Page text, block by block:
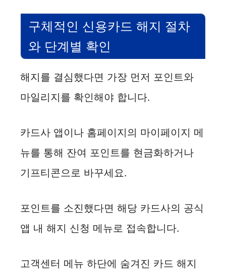
구체적인 신용카드 해지 절차
와 단계별 확인
해지를 결심했다면 가장 먼저 포인트와
마일리지를 확인해야 합니다.
카드사 앱이나 홈페이지의 마이페이지 메
뉴를 통해 잔여 포인트를 현금화하거나
기프티콘으로 바꾸세요.
포인트를 소진했다면 해당 카드사의 공식
앱 내 해지 신청 메뉴로 접속합니다.
고객센터 메뉴 하단에 숨겨진 카드 해지